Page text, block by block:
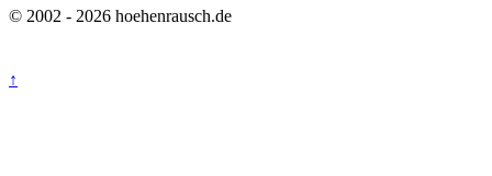
© 2002 - 2026 hoehenrausch.de
↑